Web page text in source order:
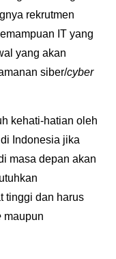
rekrutmen
IT yang
yang akan
siber/cyber
kehati-hatian oleh
Indonesia jika
masa depan akan
tinggi dan harus
maupun